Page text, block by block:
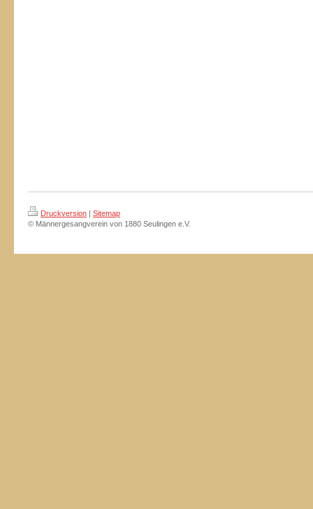
Druckversion | Sitemap
© Männergesangverein von 1880 Seulingen e.V.